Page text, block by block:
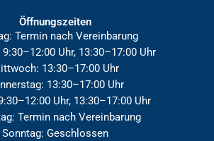
Öffnungszeiten
Termin nach Vereinbarung
Uhr, 13:30–17:00 Uhr
13:30–17:00 Uhr
13:30–17:00 Uhr
Uhr, 13:30–17:00 Uhr
Termin nach Vereinbarung
Sonntag: Geschlossen